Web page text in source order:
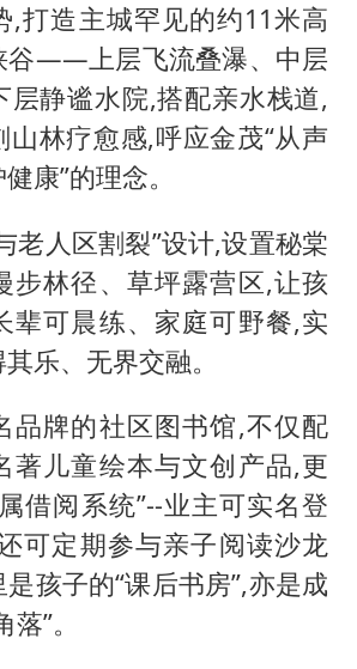
,打造主城罕见的约11米高
谷——上层飞流叠瀑、中层
层静谧水院,搭配亲水栈道,
山林疗愈感,呼应金茂“从声
康”的理念。
老人区割裂”设计,设置秘棠
步林径、草坪露营区,让孩
辈可晨练、家庭可野餐,实
乐、无界交融。
品牌的社区图书馆,不仅配
著儿童绘本与文创产品,更
借阅系统”--业主可实名登
可定期参与亲子阅读沙龙
孩子的“课后书房”,亦是成
”。